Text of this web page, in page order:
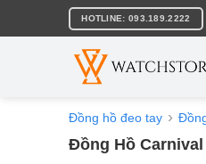
nội
HOTLINE: 093.189.2222
Đồng hồ đeo tay
Đồng Hồ Carnival